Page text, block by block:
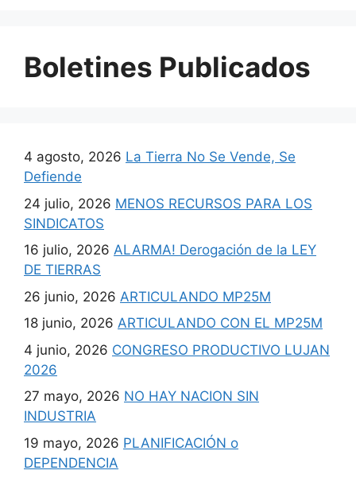
Boletines Publicados
4 agosto, 2026 La Tierra No Se Vende, Se
Defiende
24 julio, 2026 MENOS RECURSOS PARA LOS
SINDICATOS
16 julio, 2026 ALARMA! Derogación de la LEY
DE TIERRAS
26 junio, 2026 ARTICULANDO MP25M
18 junio, 2026 ARTICULANDO CON EL MP25M
4 junio, 2026 CONGRESO PRODUCTIVO LUJAN
2026
27 mayo, 2026 NO HAY NACION SIN
INDUSTRIA
19 mayo, 2026 PLANIFICACIÓN o
DEPENDENCIA